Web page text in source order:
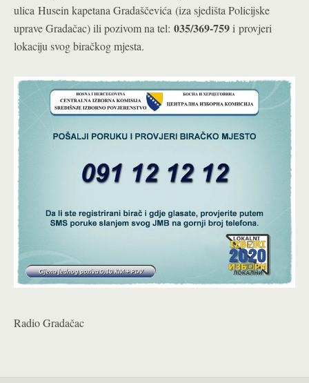
ulica Husein kapetana Gradaščevića (iza sjedišta Policijske
uprave Gradačac) ili pozivom na tel: 035/369-759i provjeri
lokaciju svog biračkog mjesta.
Radio Gradačac